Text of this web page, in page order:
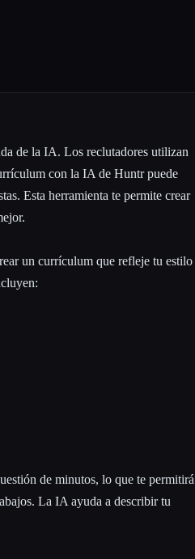
de la IA. Los reclutadores utilizan
con la IA de Huntr puede
Esta herramienta te permite crear
un currículum que refleje tu estilo
de minutos, lo que te permitirá
La IA ayuda a describir tu